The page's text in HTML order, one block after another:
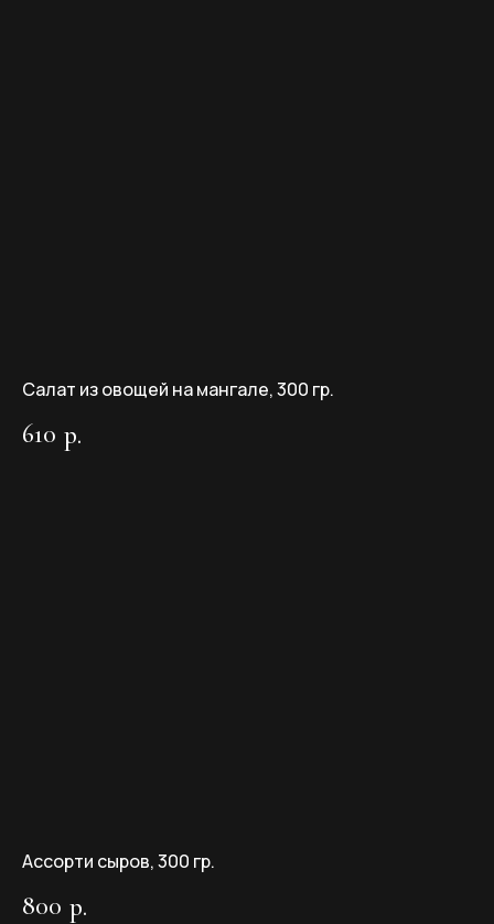
Салат из овощей на мангале, 300 гр.
610 р.
Ассорти сыров, 300 гр.
800 р.
КОНТАКТЫ
* Принадлежит компании Meta,
признанной экстремистской и